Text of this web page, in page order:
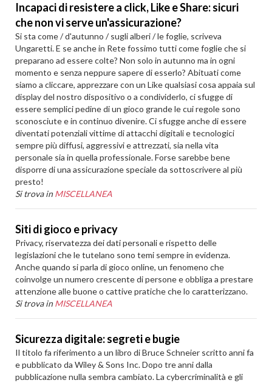
Incapaci di resistere a click, Like e Share: sicuri
che non vi serve un'assicurazione?
Si sta come / d'autunno / sugli alberi / le foglie, scriveva
Ungaretti. E se anche in Rete fossimo tutti come foglie che si
preparano ad essere colte? Non solo in autunno ma in ogni
momento e senza neppure sapere di esserlo? Abituati come
siamo a cliccare, apprezzare con un Like qualsiasi cosa appaia sul
display del nostro dispositivo o a condividerlo, ci sfugge di
essere semplici pedine di un gioco grande le cui regole sono
sconosciute e in continuo divenire. Ci sfugge anche di essere
diventati potenziali vittime di attacchi digitali e tecnologici
sempre più diffusi, aggressivi e attrezzati, sia nella vita
personale sia in quella professionale. Forse sarebbe bene
disporre di una assicurazione speciale da sottoscrivere al più
presto!
Si trova in MISCELLANEA
Siti di gioco e privacy
Privacy, riservatezza dei dati personali e rispetto delle
legislazioni che le tutelano sono temi sempre in evidenza.
Anche quando si parla di gioco online, un fenomeno che
coinvolge un numero crescente di persone e obbliga a prestare
attenzione alle buone o cattive pratiche che lo caratterizzano.
Si trova in MISCELLANEA
Sicurezza digitale: segreti e bugie
Il titolo fa riferimento a un libro di Bruce Schneier scritto anni fa
e pubblicato da Wiley & Sons Inc. Dopo tre anni dalla
pubblicazione nulla sembra cambiato. La cybercriminalità e gli